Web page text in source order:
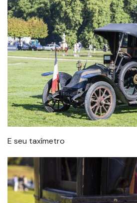
E seu taxímetro